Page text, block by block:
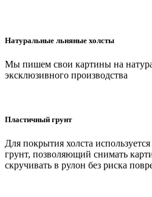
Натуральные льняные холсты
Мы пишем свои картины на
эксклюзивного производства
Пластичный грунт
Для покрытия холста
грунт, позволяющий снимать
скручивать в рулон без риска